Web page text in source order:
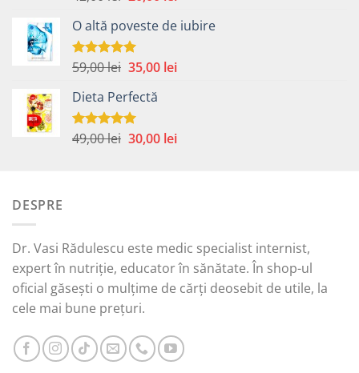
a
fost:
42,00 lei.
este:
O altă poveste de iubire
Evaluat la
59,00lei Prețul
a
fost:
59,00 lei.
35,00 leiPrețul
Dieta Perfectă
Evaluat la
49,00lei Prețul
30,00 leiPrețul
DESPRE
Dr. Vasi Rădulescu este medic specialist internist,
expert în nutriție, educator în sănătate. În shop-ul
oficial găsești o mulțime de cărți deosebit de utile, la
cele mai bune prețuri.